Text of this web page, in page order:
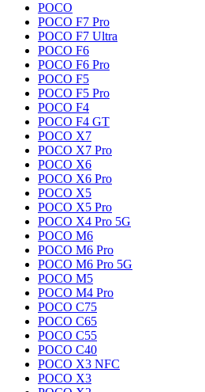
POCO
POCO F7 Pro
POCO F7 Ultra
POCO F6
POCO F6 Pro
POCO F5
POCO F5 Pro
POCO F4
POCO F4 GT
POCO X7
POCO X7 Pro
POCO X6
POCO X6 Pro
POCO X5
POCO X5 Pro
POCO X4 Pro 5G
POCO M6
POCO M6 Pro
POCO M6 Pro 5G
POCO M5
POCO M4 Pro
POCO C75
POCO C65
POCO C55
POCO C40
POCO X3 NFC
POCO X3